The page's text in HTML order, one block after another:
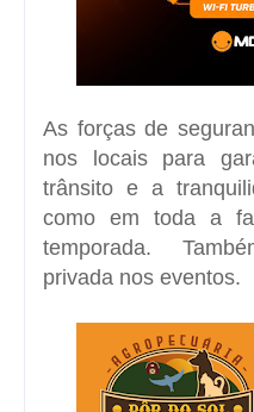
As forças de
nos locais para
trânsito e a
como em toda a
temporada.
privada nos eventos.